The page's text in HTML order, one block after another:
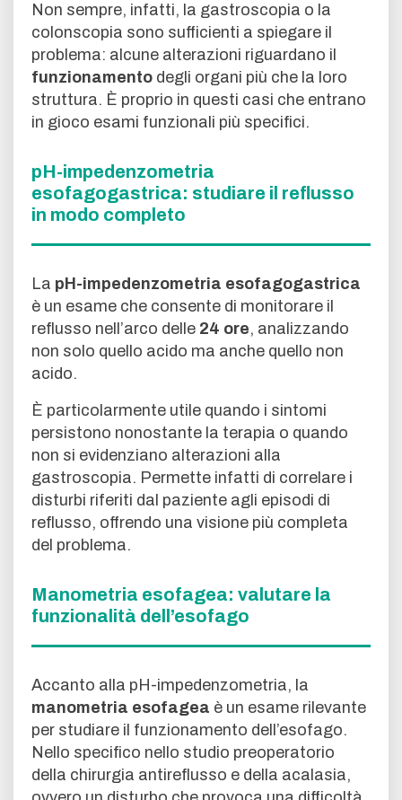
Non sempre, infatti, la gastroscopia o la
colonscopia sono sufficienti a spiegare il
problema: alcune alterazioni riguardano il
funzionamento degli organi più che la loro
struttura. È proprio in questi casi che entrano
in gioco esami funzionali più specifici.
pH-impedenzometria
esofagogastrica: studiare il reflusso
in modo completo
La pH-impedenzometria esofagogastrica
è un esame che consente di monitorare il
reflusso nell’arco delle 24 ore, analizzando
non solo quello acido ma anche quello non
acido.
È particolarmente utile quando i sintomi
persistono nonostante la terapia o quando
non si evidenziano alterazioni alla
gastroscopia. Permette infatti di correlare i
disturbi riferiti dal paziente agli episodi di
reflusso, offrendo una visione più completa
del problema.
Manometria esofagea: valutare la
funzionalità dell’esofago
Accanto alla pH-impedenzometria, la
manometria esofagea è un esame rilevante
per studiare il funzionamento dell’esofago.
Nello specifico nello studio preoperatorio
della chirurgia antireflusso e della acalasia,